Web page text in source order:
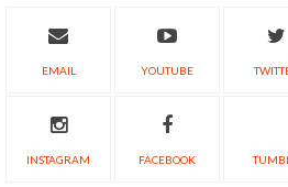
EMAIL YOUTUBE
INSTAGRAM FACEBOOK